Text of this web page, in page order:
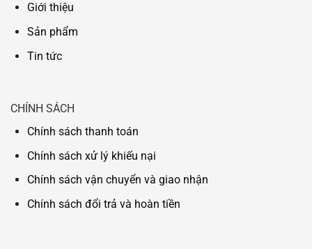
Giới thiệu
Sản phẩm
Tin tức
CHÍNH SÁCH
Chính sách thanh toán
Chính sách xử lý khiếu nại
Chính sách vận chuyển và giao nhận
Chính sách đổi trả và hoàn tiền